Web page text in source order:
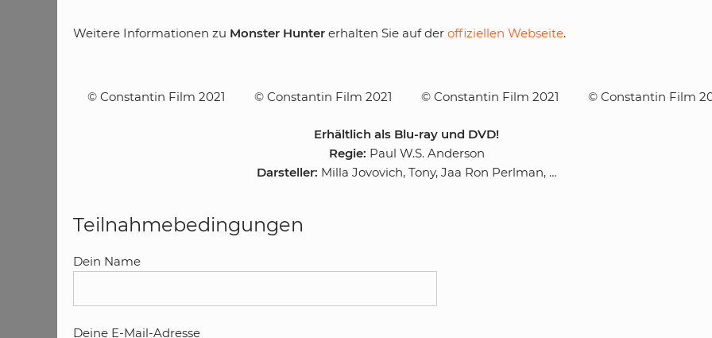
Weitere Informationen zu Monster Hunter erhalten Sie auf der offiziellen Webseite.
© Constantin Film 2021 © Constantin Film 2021 © Constantin Film 2021 © Constantin Film
Erhältlich als Blu-ray und DVD!
Regie: Paul W.S. Anderson
Darsteller: Milla Jovovich, Tony, Jaa Ron Perlman, …
Teilnahmebedingungen
Dein Name
Deine E-Mail-Adresse